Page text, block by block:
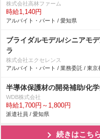
株式会社高林ファーム
時給1,140円
アルバイト・パート / 愛知県
ブライダルモデル/シニアモ
ラ
株式会社エクセレンス
アルバイト・パート / 業務委託 / 東京
半導体保護材の開発補助/化
WDB株式会社
時給1,700円～1,800円
派遣社員 / 愛知県
続きはこち